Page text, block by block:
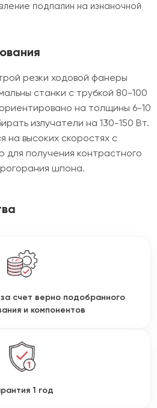
подпалин на изнаночной
резки ходовой фанеры
станки с трубкой 80-100
на толщины 6-10
излучатели на 130-150 Вт.
на высоких скоростях с
получения контрастного
шпона.
счет верно подобранного
и компонентов
1 год